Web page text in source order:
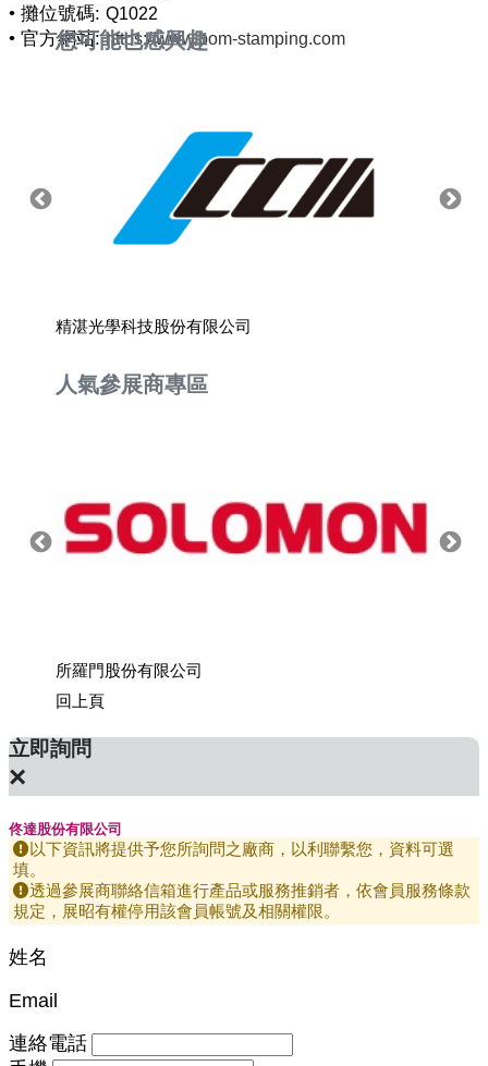
• 攤位號碼: Q1022
• 官方網站:https://www.bom-stamping.com
您可能也感興趣
精湛光學科技股份有限公司
人氣參展商專區
所羅門股份有限公司
回上頁
立即詢問
×
佟達股份有限公司
以下資訊將提供予您所詢問之廠商，以利聯繫您，資料可選
填。
透過參展商聯絡信箱進行產品或服務推銷者，依會員服務條款
規定，展昭有權停用該會員帳號及相關權限。
姓名
Email
連絡電話